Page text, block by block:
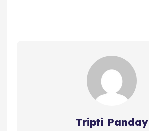
Tripti Panday